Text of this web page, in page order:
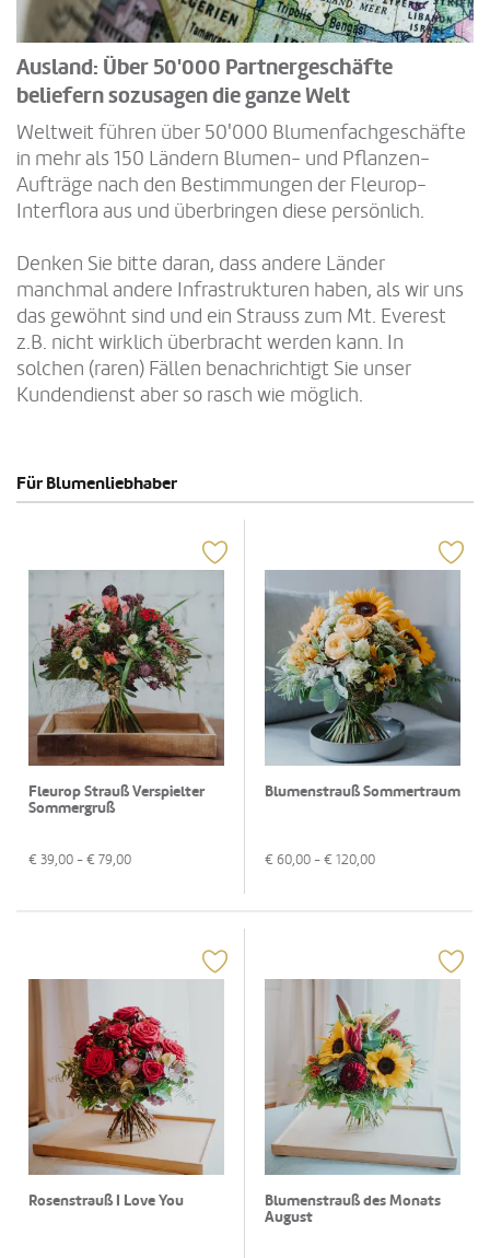
Ausland: Über 50'000 Partnergeschäfte
beliefern sozusagen die ganze Welt
Weltweit führen über 50'000 Blumenfachgeschäfte
in mehr als 150 Ländern Blumen- und Pflanzen-
Aufträge nach den Bestimmungen der Fleurop-
Interflora aus und überbringen diese persönlich.
Denken Sie bitte daran, dass andere Länder
manchmal andere Infrastrukturen haben, als wir uns
das gewöhnt sind und ein Strauss zum Mt. Everest
z.B. nicht wirklich überbracht werden kann. In
solchen (raren) Fällen benachrichtigt Sie unser
Kundendienst aber so rasch wie möglich.
Für Blumenliebhaber
Fleurop Strauß Verspielter
Sommergruß
€ 39,00 - € 79,00
Blumenstrauß Sommertraum
€ 60,00 - € 120,00
Rosenstrauß I Love You
Blumenstrauß des Monats
August